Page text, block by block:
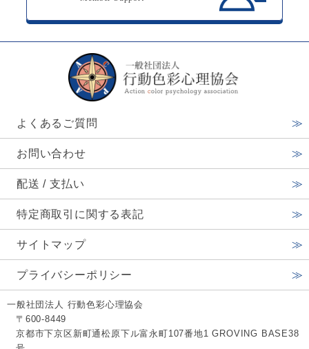
よくあるご質問
お問い合わせ
配送 / 支払い
特定商取引に関する表記
サイトマップ
プライバシーポリシー
一般社団法人 行動色彩心理協会
〒600-8449
京都市下京区新町通松原下ル富永町107番地1 GROVING BASE38